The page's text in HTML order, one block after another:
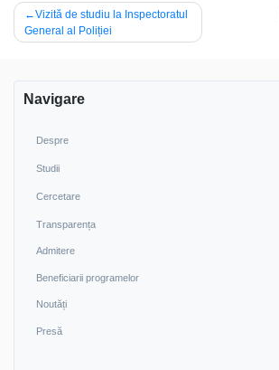
Post
navigation
Vizită de studiu la Inspectoratul
General al Poliției
Navigare
Despre
Studii
Cercetare
Transparența
Admitere
Beneficiarii programelor
Noutăți
Presă